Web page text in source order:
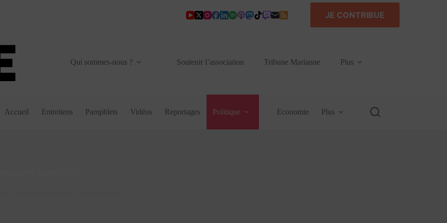
JE CONTRIBUE
Qui sommes-nous ? Soutenir l’association Tribune Marianne Plus
Accueil Entretiens Pamphlets Vidéos Reportages Politique Economie Plus